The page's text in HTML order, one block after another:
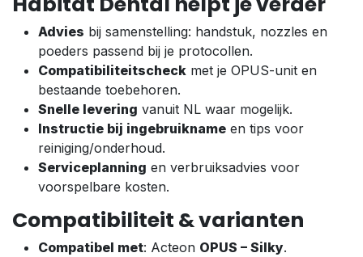
Advies bij samenstelling: handstuk, nozzles en
poeders passend bij je protocollen.
Compatibiliteitscheck met je OPUS-unit en
bestaande toebehoren.
Snelle levering vanuit NL waar mogelijk.
Instructie bij ingebruikname en tips voor
reiniging/onderhoud.
Serviceplanning en verbruiksadvies voor
voorspelbare kosten.
Compatibiliteit & varianten
Compatibel met: Acteon OPUS – Silky.